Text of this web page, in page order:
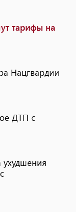
тарифы на
Нацгвардии
ДТП с